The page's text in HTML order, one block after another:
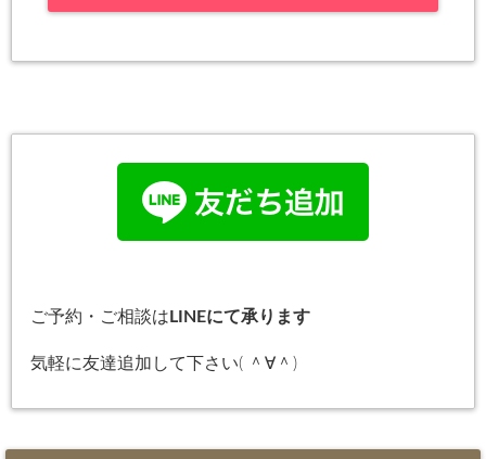
ご予約・ご相談は LINEにて承ります
気軽に友達追加して下さい( ＾∀＾)